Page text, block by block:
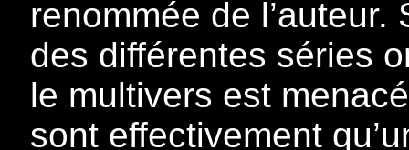
renommée de
des différentes séries
le multivers est
sont effectivement